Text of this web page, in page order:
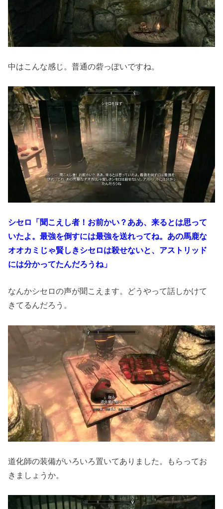
中はこんな感じ。普通の砦っぽいですね。
シセロ「聞こえし者！お前かい？ああ、来るとは思って
いたよ。最強を倒すには最強を送れってね。あの馬鹿な
オオカミじゃ賢しきシセロは殺せないと、アストリッド
には分かってたんだろうね」
なんかシセロの声が聞こえます。どうやって話しかけて
きてるんだろう。
道化師の装備がいろいろ置いてありました。もらってお
きましょうか。